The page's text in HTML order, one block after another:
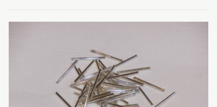
un
produit